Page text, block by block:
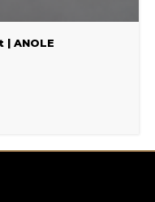
| ANOLE